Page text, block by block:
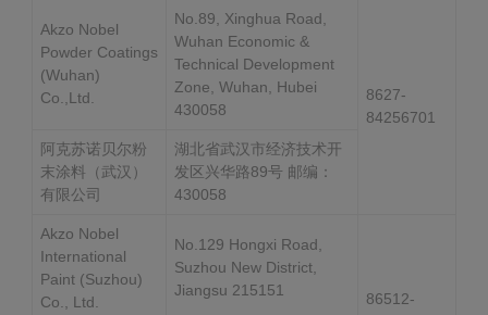
Akzo Nobel
Powder Coatings
(Wuhan)
Co.,Ltd.
No.89, Xinghua Road,
Wuhan Economic &
Technical Development
Zone, Wuhan, Hubei
430058
8627-
84256701
阿克苏诺贝尔粉
末涂料（武汉）
有限公司
湖北省武汉市经济技术开
发区兴华路89号 邮编：
430058
Akzo Nobel
International
Paint (Suzhou)
Co., Ltd.
No.129 Hongxi Road,
Suzhou New District,
Jiangsu 215151
86512-